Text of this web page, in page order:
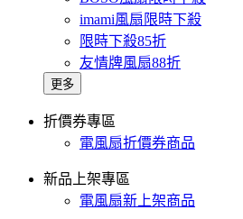
imami風扇限時下殺
限時下殺85折
友情牌風扇88折
更多
折價券專區
電風扇折價券商品
新品上架專區
電風扇新上架商品